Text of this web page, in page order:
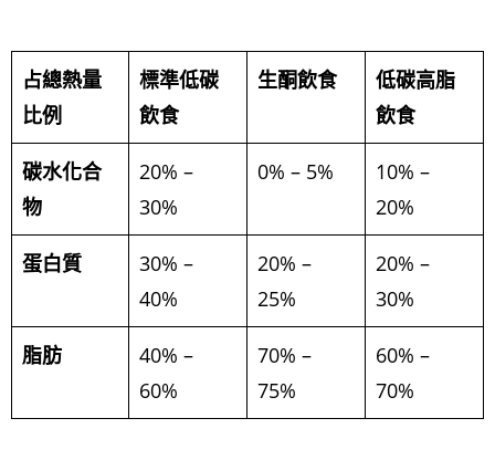
占總熱量
比例
標準低碳
飲食
生酮飲食
低碳高脂
飲食
碳水化合
物
20% –
30%
0% – 5%
10% –
20%
蛋白質
30% –
40%
20% –
25%
20% –
30%
脂肪
40% –
60%
70% –
75%
60% –
70%